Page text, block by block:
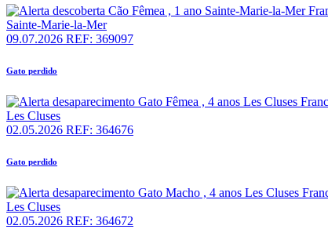
Sainte-Marie-la-Mer
09.07.2026 REF: 369097
Gato perdido
Les Cluses
02.05.2026 REF: 364676
Gato perdido
Les Cluses
02.05.2026 REF: 364672